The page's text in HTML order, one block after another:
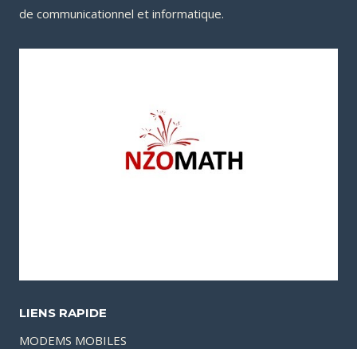
de communicationnel et informatique.
LIENS RAPIDE
MODEMS MOBILES